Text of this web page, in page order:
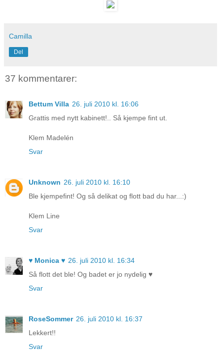
Camilla
Del
37 kommentarer:
Bettum Villa 26. juli 2010 kl. 16:06
Grattis med nytt kabinett!.. Så kjempe fint ut.
Klem Madelén
Svar
Unknown 26. juli 2010 kl. 16:10
Ble kjempefint! Og så delikat og flott bad du har...:)
Klem Line
Svar
♥ Monica ♥ 26. juli 2010 kl. 16:34
Så flott det ble! Og badet er jo nydelig ♥
Svar
RoseSommer 26. juli 2010 kl. 16:37
Lekkert!!
Svar